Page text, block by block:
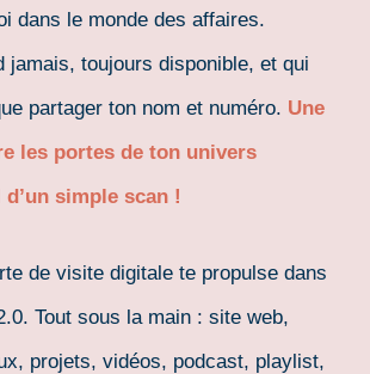
dans le monde des affaires.
jamais, toujours disponible, et qui
partager ton nom et numéro. Une
les portes de ton univers
simple scan !
de visite digitale te propulse dans
Tout sous la main : site web,
projets, vidéos, podcast, playlist,